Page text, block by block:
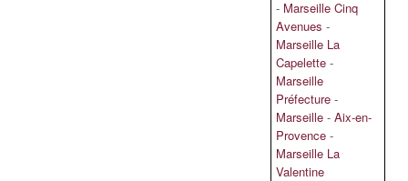
- Marseille Cinq
Avenues -
Marseille La
Capelette -
Marseille
Préfecture -
Marseille - Aix-en-
Provence -
Marseille La
Valentine